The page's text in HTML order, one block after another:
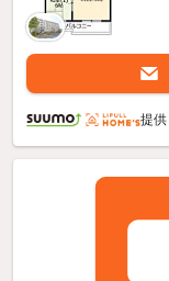
提供